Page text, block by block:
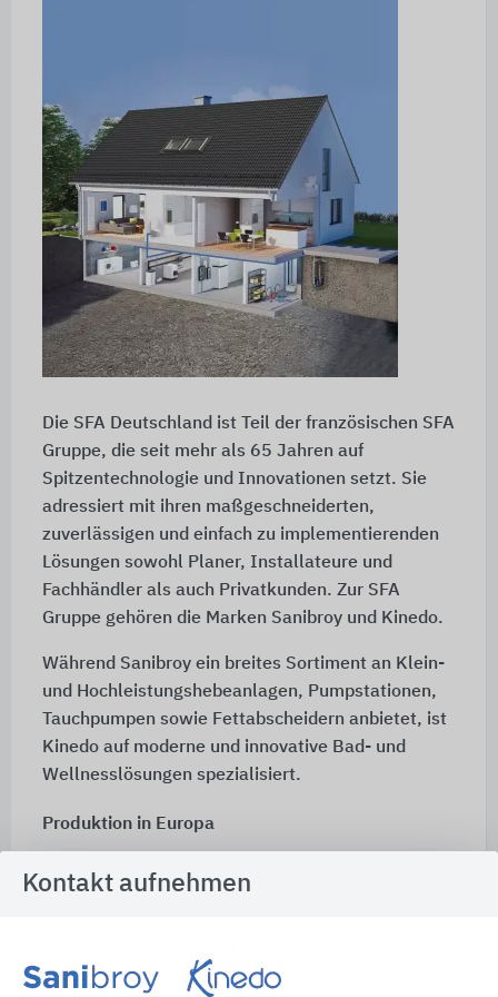
Die SFA Deutschland ist Teil der französischen SFA
Gruppe, die seit mehr als 65 Jahren auf
Spitzentechnologie und Innovationen setzt. Sie
adressiert mit ihren maßgeschneiderten,
zuverlässigen und einfach zu implementierenden
Lösungen sowohl Planer, Installateure und
Fachhändler als auch Privatkunden. Zur SFA
Gruppe gehören die Marken Sanibroy und Kinedo.
Während Sanibroy ein breites Sortiment an Klein-
und Hochleistungshebeanlagen, Pumpstationen,
Tauchpumpen sowie Fettabscheidern anbietet, ist
Kinedo auf moderne und innovative Bad- und
Wellnesslösungen spezialisiert.
Produktion in Europa
exportiert ihre Produkte in 70 Länder. Die Gruppe
Werken. Dazu zählen jeweils ein Werk in
Kontakt aufnehmen